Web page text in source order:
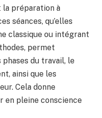
la préparation à
séances, qu’elles
classique ou intégrant
permet
du travail, le
ainsi que les
Cela donne
en pleine conscience